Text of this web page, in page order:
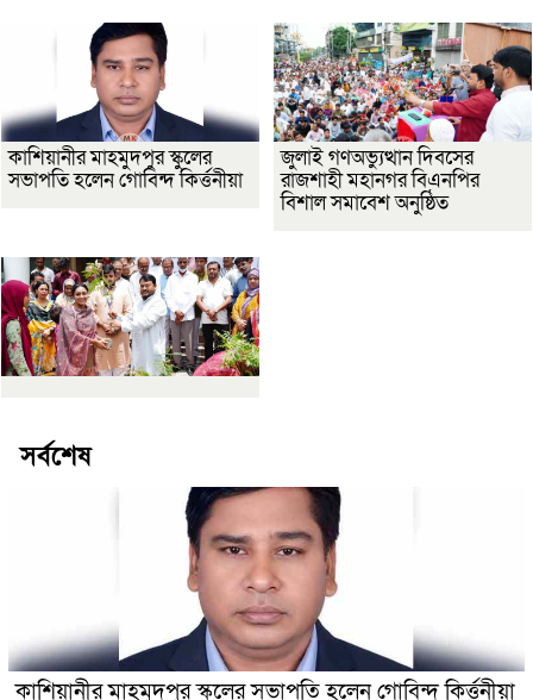
কাশিয়ানীর মাহমুদপুর স্কুলের
সভাপতি হলেন গোবিন্দ কির্ত্তনীয়া
জুলাই গণঅভ্যুত্থান দিবসের
রাজশাহী মহানগর বিএনপির
বিশাল সমাবেশ অনুষ্ঠিত
সর্বশেষ
কাশিয়ানীর মাহমুদপুর স্কুলের সভাপতি হলেন গোবিন্দ কির্ত্তনীয়া